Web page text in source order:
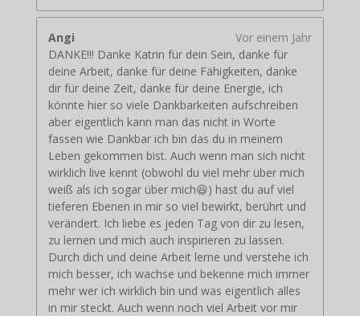
Angi
Vor einem Jahr
DANKE!!! Danke Katrin für dein Sein, danke für
deine Arbeit, danke für deine Fähigkeiten, danke
dir für deine Zeit, danke für deine Energie, ich
könnte hier so viele Dankbarkeiten aufschreiben
aber eigentlich kann man das nicht in Worte
fassen wie Dankbar ich bin das du in meinem
Leben gekommen bist. Auch wenn man sich nicht
wirklich live kennt (obwohl du viel mehr über mich
weiß als ich sogar über mich😆) hast du auf viel
tieferen Ebenen in mir so viel bewirkt, berührt und
verändert. Ich liebe es jeden Tag von dir zu lesen,
zu lernen und mich auch inspirieren zu lassen.
Durch dich und deine Arbeit lerne und verstehe ich
mich besser, ich wachse und bekenne mich immer
mehr wer ich wirklich bin und was eigentlich alles
in mir steckt. Auch wenn noch viel Arbeit vor mir